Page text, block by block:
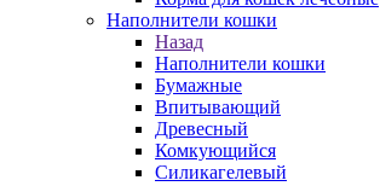
Наполнители кошки
Назад
Наполнители кошки
Бумажные
Впитывающий
Древесный
Комкующийся
Силикагелевый